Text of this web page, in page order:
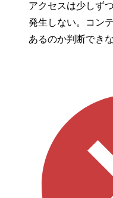
アクセスは少しず
発生しない。コン
あるのか判断できな